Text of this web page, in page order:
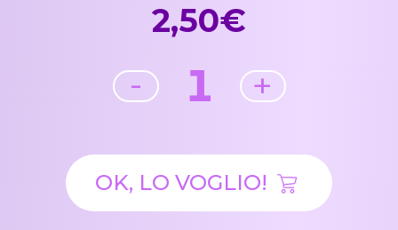
2,50€
- 1 +
OK, LO VOGLIO!